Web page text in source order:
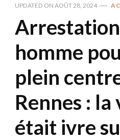
UPDATED ON AOÛT 28, 2024
Arrestation
homme
plein
Rennes :
était ivre